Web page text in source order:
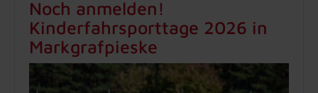
Noch anmelden!
Kinderfahrsporttage 2026 in
Markgrafpieske